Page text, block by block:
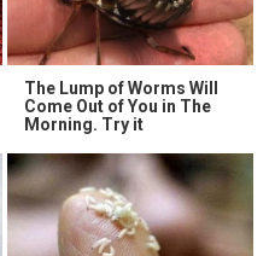
The Lump of Worms Will
Come Out of You in The
Morning. Try it